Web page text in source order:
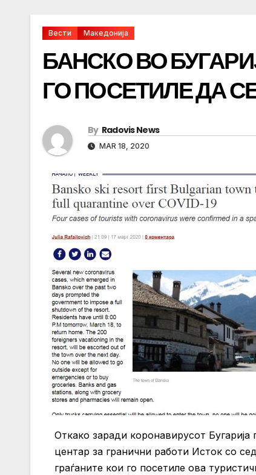
Вести Македонија
БАНСКО ВО
ГО ПОСЕТИЛЕ ДА
By Radovis News
MAR 18, 2020
Откако заради коронавирусот Бугарија
центар за гранични работи Исток со
граѓаните кои го посетиле ова